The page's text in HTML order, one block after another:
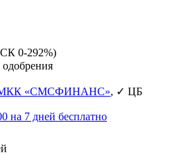
0-292%)
одобрения
«СМСФИНАНС», ✓ ЦБ
на 7 дней бесплатно